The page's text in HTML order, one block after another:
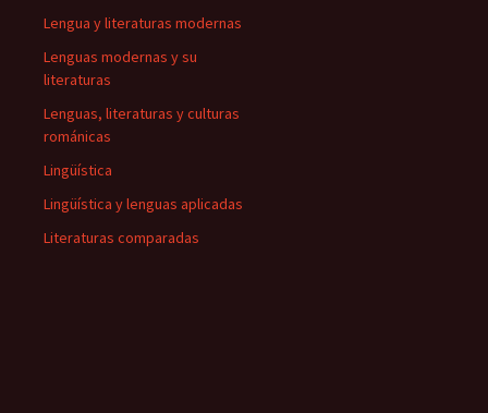
Lengua y literaturas modernas
Lenguas modernas y su
literaturas
Lenguas, literaturas y culturas
románicas
Lingüística
Lingüística y lenguas aplicadas
Literaturas comparadas